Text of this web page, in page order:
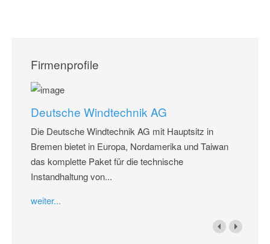
Firmenprofile
Deutsche Windtechnik AG
Die Deutsche Windtechnik AG mit Hauptsitz in
Bremen bietet in Europa, Nordamerika und Taiwan
das komplette Paket für die technische
Instandhaltung von...
weiter...